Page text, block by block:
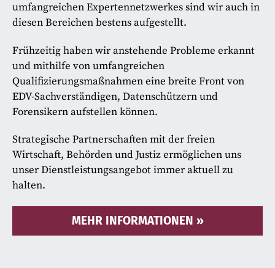
umfangreichen Expertennetzwerkes sind wir auch in
diesen Bereichen bestens aufgestellt.
Frühzeitig haben wir anstehende Probleme erkannt
und mithilfe von umfangreichen
Qualifizierungsmaßnahmen eine breite Front von
EDV-Sachverständigen, Datenschützern und
Forensikern aufstellen können.
Strategische Partnerschaften mit der freien
Wirtschaft, Behörden und Justiz ermöglichen uns
unser Dienstleistungsangebot immer aktuell zu
halten.
MEHR INFORMATIONEN